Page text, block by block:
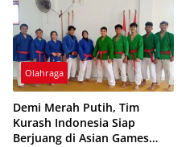
Olahraga
Demi Merah Putih, Tim
Kurash Indonesia Siap
Berjuang di Asian Games